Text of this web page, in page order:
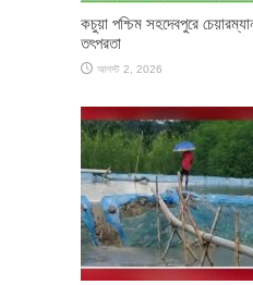
কচুয়া পশ্চিম সহদেবপুরে
তৎপরতা
আগস্ট 2, 2026